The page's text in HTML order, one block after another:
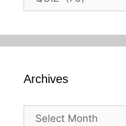
Archives
Archives